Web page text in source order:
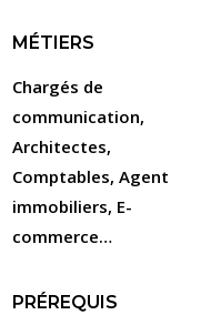
MÉTIERS
Chargés de
communication,
Architectes,
Comptables, Agent
immobiliers, E-
commerce…
PRÉREQUIS